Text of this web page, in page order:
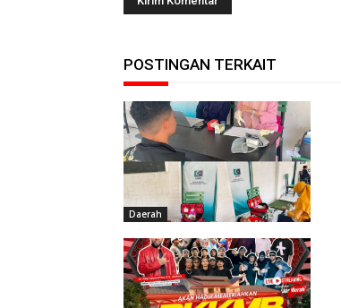
POSTINGAN TERKAIT
Daerah